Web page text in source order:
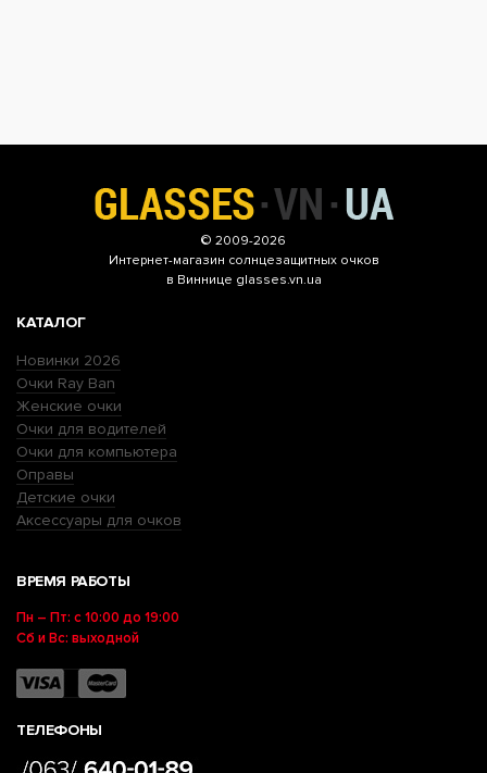
© 2009-2026
Интернет-магазин солнцезащитных очков
в Виннице glasses.vn.ua
КАТАЛОГ
Новинки 2026
Очки Ray Ban
Женские очки
Очки для водителей
Очки для компьютера
Оправы
Детские очки
Аксессуары для очков
ВРЕМЯ РАБОТЫ
Пн – Пт: с 10:00 до 19:00
Сб и Вс: выходной
ТЕЛЕФОНЫ